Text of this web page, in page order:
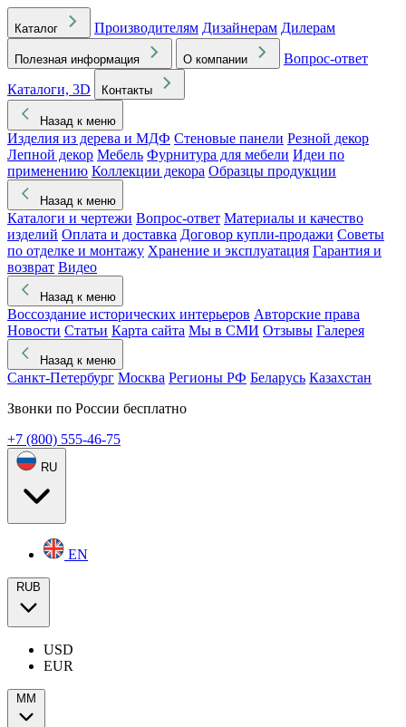
Каталог Производителям Дизайнерам Дилерам
Полезная информация О компании
Вопрос-ответ
Каталоги, 3D
Контакты
Назад к меню
Изделия из дерева и МДФ Стеновые панели Резной декор
Лепной декор Мебель Фурнитура для мебели Идеи по
применению Коллекции декора Образцы продукции
Назад к меню
Каталоги и чертежи Вопрос-ответ Материалы и качество
изделий Оплата и доставка Договор купли-продажи Советы
по отделке и монтажу Хранение и эксплуатация Гарантия и
возврат Видео
Назад к меню
Воссоздание исторических интерьеров Авторские права
Новости Статьи Карта сайта Мы в СМИ Отзывы Галерея
Назад к меню
Санкт-Петербург Москва Регионы РФ Беларусь Казахстан
Звонки по России бесплатно
+7 (800) 555-46-75
RU
EN
RUB
USD
EUR
ММ